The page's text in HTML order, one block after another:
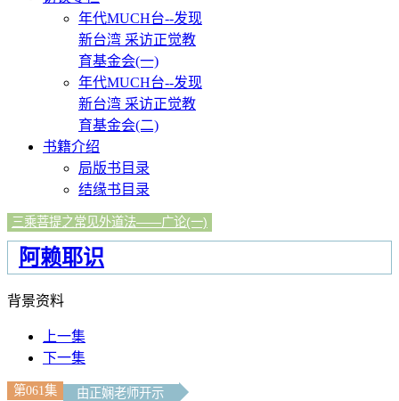
年代MUCH台--发现
新台湾 采访正觉教
育基金会(一)
年代MUCH台--发现
新台湾 采访正觉教
育基金会(二)
书籍介绍
局版书目录
结缘书目录
三乘菩提之常见外道法——广论(一)
阿赖耶识
背景资料
上一集
下一集
第061集 由正娴老师开示